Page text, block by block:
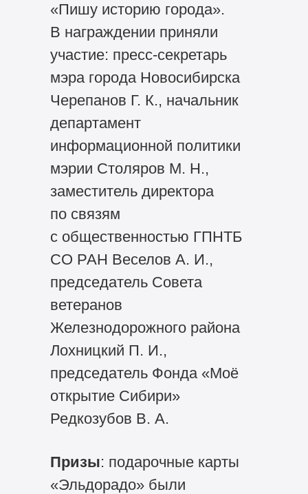
«Пишу историю города».
В награждении приняли
участие: пресс-секретарь
мэра города Новосибирска
Черепанов Г. К., начальник
департамент
информационной политики
мэрии Столяров М. Н.,
заместитель директора
по связям
с общественностью ГПНТБ
СО РАН Веселов А. И.,
председатель Совета
ветеранов
Железнодорожного района
Лохницкий П. И.,
председатель Фонда «Моё
открытие Сибири»
Редкозубов В. А.
Призы: подарочные карты
«Эльдорадо» были